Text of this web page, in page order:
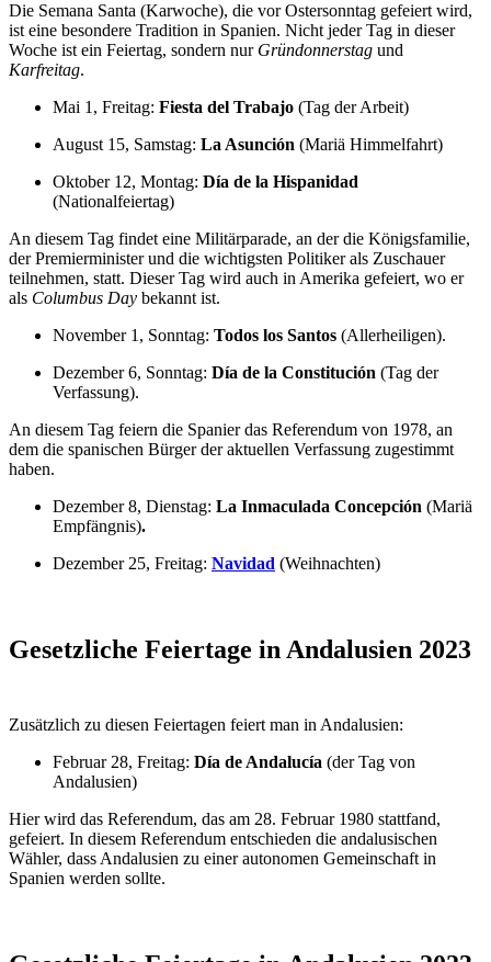
Die Semana Santa (Karwoche), die vor Ostersonntag gefeiert wird,
ist eine besondere Tradition in Spanien. Nicht jeder Tag in dieser
Woche ist ein Feiertag, sondern nur Gründonnerstag und
Karfreitag.
Mai 1, Freitag: Fiesta del Trabajo (Tag der Arbeit)
August 15, Samstag: La Asunción (Mariä Himmelfahrt)
Oktober 12, Montag: Día de la Hispanidad
(Nationalfeiertag)
An diesem Tag findet eine Militärparade, an der die Königsfamilie,
der Premierminister und die wichtigsten Politiker als Zuschauer
teilnehmen, statt. Dieser Tag wird auch in Amerika gefeiert, wo er
als Columbus Day bekannt ist.
November 1, Sonntag: Todos los Santos (Allerheiligen).
Dezember 6, Sonntag: Día de la Constitución (Tag der
Verfassung).
An diesem Tag feiern die Spanier das Referendum von 1978, an
dem die spanischen Bürger der aktuellen Verfassung zugestimmt
haben.
Dezember 8, Dienstag: La Inmaculada Concepción (Mariä
Empfängnis).
Dezember 25, Freitag: Navidad (Weihnachten)
Gesetzliche Feiertage in Andalusien 2023
Zusätzlich zu diesen Feiertagen feiert man in Andalusien:
Februar 28, Freitag: Día de Andalucía (der Tag von
Andalusien)
Hier wird das Referendum, das am 28. Februar 1980 stattfand,
gefeiert. In diesem Referendum entschieden die andalusischen
Wähler, dass Andalusien zu einer autonomen Gemeinschaft in
Spanien werden sollte.